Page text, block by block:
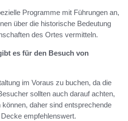
Programme mit Führungen an,
über die historische Bedeutung
des Ortes vermitteln.
es für den Besuch von
im Voraus zu buchen, da die
sollten auch darauf achten,
daher sind entsprechende
empfehlenswert.